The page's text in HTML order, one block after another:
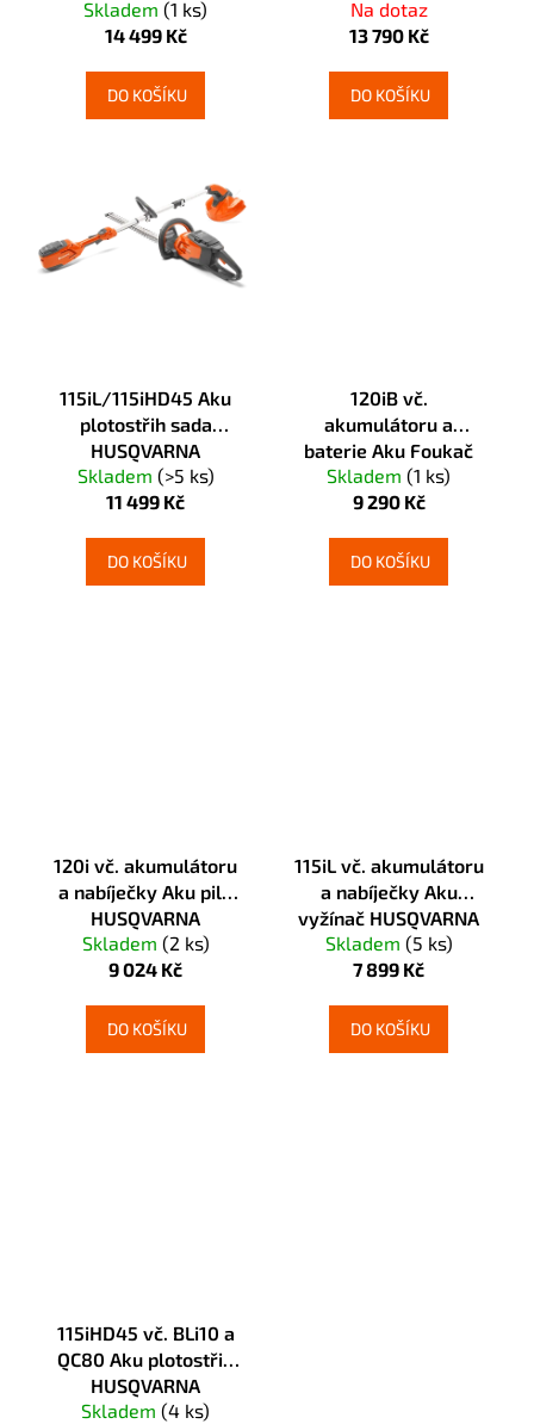
Skladem (1 ks)
14 499 Kč
DO KOŠÍKU
odmechovač
HUSQVARNA
Na dotaz
13 790 Kč
DO KOŠÍKU
115iL/115iHD45 Aku
plotostřih sada
HUSQVARNA
Skladem (>5 ks)
11 499 Kč
DO KOŠÍKU
120iB vč.
akumulátoru a
baterie Aku Foukač
HUSQVARNA
Skladem (1 ks)
9 290 Kč
DO KOŠÍKU
120i vč. akumulátoru
a nabíječky Aku pila
HUSQVARNA
Skladem (2 ks)
9 024 Kč
DO KOŠÍKU
115iL vč. akumulátoru
a nabíječky Aku
vyžínač HUSQVARNA
Skladem (5 ks)
7 899 Kč
DO KOŠÍKU
115iHD45 vč. BLi10 a
QC80 Aku plotostřih
HUSQVARNA
Skladem (4 ks)